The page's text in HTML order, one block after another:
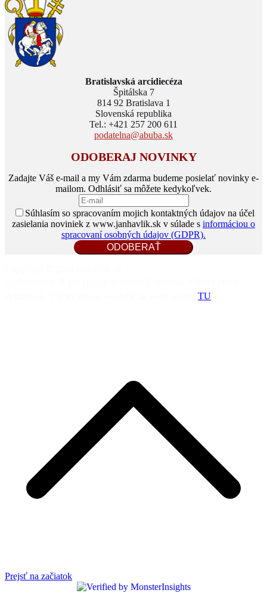
Bratislavská arcidiecéza
Špitálska 7
814 92 Bratislava 1
Slovenská republika
Tel.: +421 257 200 611
podatelna@abuba.sk
ODOBERAJ NOVINKY
Zadajte Váš e-mail a my Vám zdarma budeme posielať novinky e-
mailom. Odhlásiť sa môžete kedykoľvek.
Súhlasím so spracovaním mojich kontaktných údajov na účel
zasielania noviniek z www.janhavlik.sk v súlade s informáciou o
spracovaní osobných údajov (GDPR).
TU
Prejsť na začiatok